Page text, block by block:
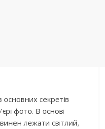
секретів
фото. В основі
лежати світлий,